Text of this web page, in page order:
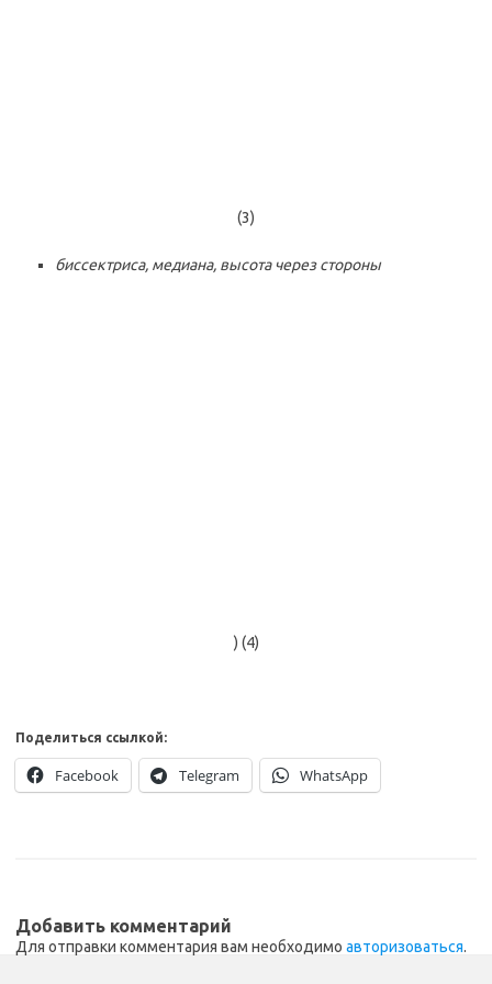
(3)
биссектриса, медиана, высота через стороны
) (4)
Поделиться ссылкой:
Facebook Telegram WhatsApp
Добавить комментарий
Для отправки комментария вам необходимо авторизоваться.